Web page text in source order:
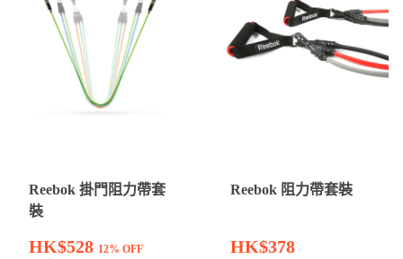
Reebok 掛門阻力帶套
裝
HK$528 12% OFF
Reebok 阻力帶套裝
HK$378